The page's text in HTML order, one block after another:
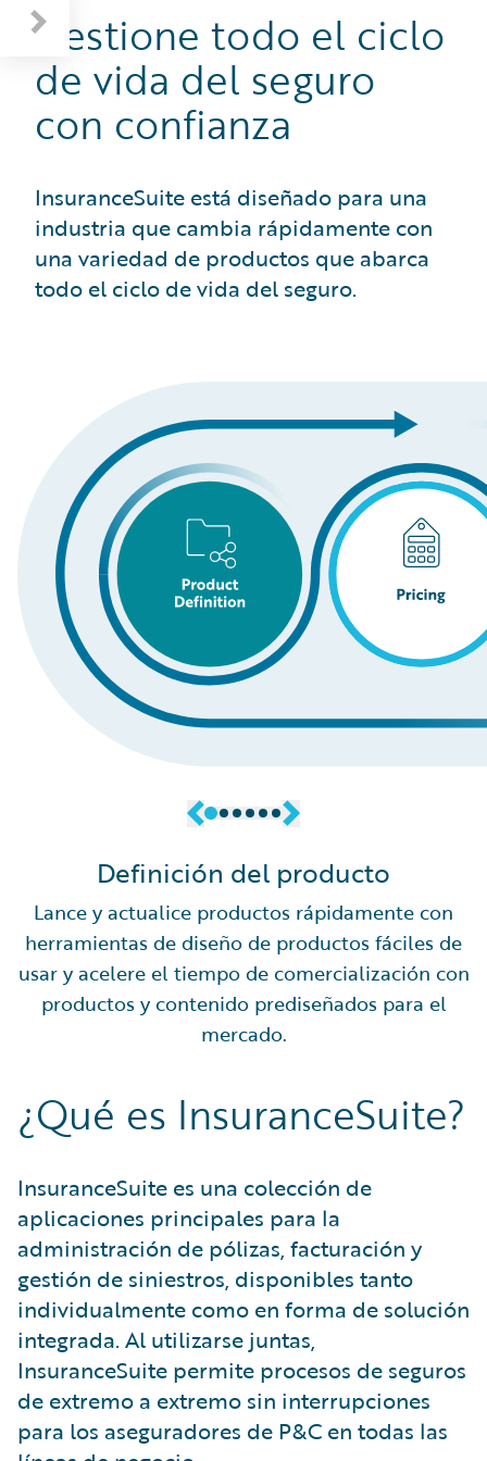
Gestione todo el ciclo
de vida del seguro
con confianza
InsuranceSuite está diseñado para una
industria que cambia rápidamente con
una variedad de productos que abarca
todo el ciclo de vida del seguro.
Definición del producto
Lance y actualice productos rápidamente con
herramientas de diseño de productos fáciles de
usar y acelere el tiempo de comercialización con
productos y contenido prediseñados para el
mercado.
¿Qué es InsuranceSuite?
InsuranceSuite es una colección de
aplicaciones principales para la
administración de pólizas, facturación y
gestión de siniestros, disponibles tanto
individualmente como en forma de solución
integrada. Al utilizarse juntas,
InsuranceSuite permite procesos de seguros
de extremo a extremo sin interrupciones
para los aseguradores de P&C en todas las